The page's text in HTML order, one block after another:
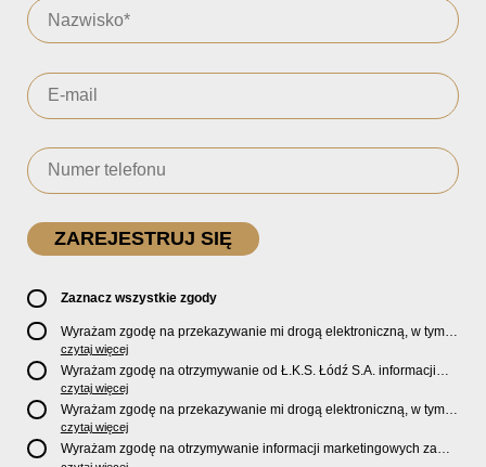
Zaznacz wszystkie zgody
Wyrażam zgodę na przekazywanie mi drogą elektroniczną, w tym
pocztą e-mail, oficjalnego newslettera oraz informacji o zniżkach,
promocjach, nowościach, biletach, karnetach, ofercie sklepu U2
Store oraz serwisu bilety.lkslodz.pl i innych produktach oraz
usługach oferowanych przez Ł.K.S. Łódź S.A.
czytaj więcej
Wyrażam zgodę na otrzymywanie od Ł.K.S. Łódź S.A. informacji
marketingowych dotyczących działalności spółki, ofert, wydarzeń i
produktów za pośrednictwem wiadomości SMS oraz połączeń
telefonicznych.
czytaj więcej
Wyrażam zgodę na przekazywanie mi drogą elektroniczną, w tym
pocztą e-mail, informacji handlowych i marketingowych o
produktach, usługach i działalnościSponsorów i PartnerówŁ.K.S.
czytaj więcej
Wyrażam zgodę na otrzymywanie informacji marketingowych za